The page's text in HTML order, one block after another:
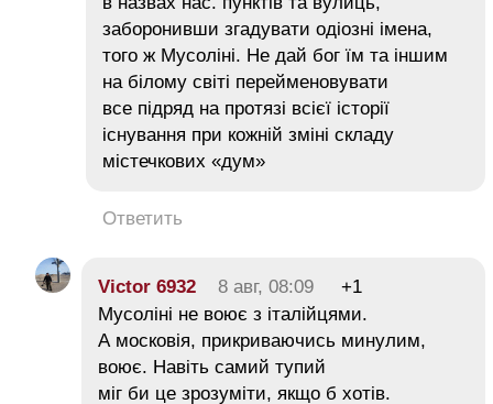
заборонивши згадувати одіозні імена,
того ж Мусоліні. Не дай бог їм та іншим
на білому світі перейменовувати
все підряд на протязі всієї історії
існування при кожній зміні складу
містечкових «дум»
Ответить
Victor 6932 8 авг, 08:09
+1
Мусоліні не воює з італійцями.
А московія, прикриваючись минулим,
воює. Навіть самий тупий
міг би це зрозуміти, якщо б хотів.